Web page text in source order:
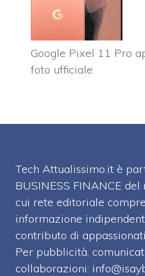
Google Pixel 11 Pro
foto ufficiale
Tech Attualissimo.it è
BUSINESS FINANCE
cui rete editoriale
informazione
contributo di
Per pubblicità,
collaborazioni: